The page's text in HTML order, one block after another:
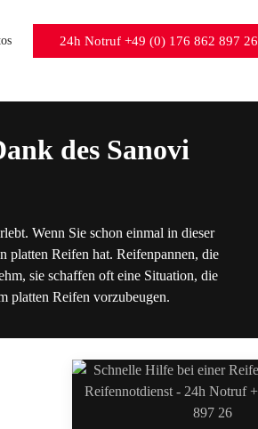
24h Notruf +49 (0) 176 862 897 26
des Sanovi
Wenn Sie schon einmal in dieser
platten Reifen hat. Reifenpannen, die
sie schaffen oft eine Situation, die
platten Reifen vorzubeugen.